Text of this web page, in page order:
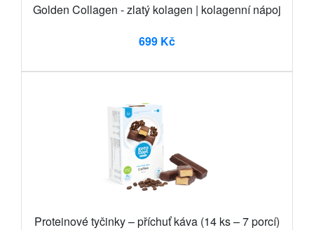
Golden Collagen - zlatý kolagen | kolagenní nápoj
699 Kč
Proteinové tyčinky – příchuť káva (14 ks – 7 porcí)